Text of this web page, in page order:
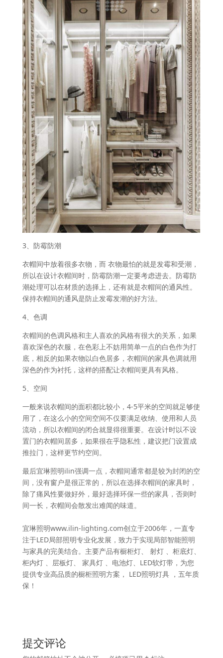
3、防霉防潮
衣帽间中放着很多衣物，而 衣物最怕的就是发霉和受潮，
所以在设计衣帽间时，防霉防潮一定要考虑进去。防霉防
潮处理可以在材质的选择上，还有就是衣帽间的通风性。
保持衣帽间的通风是防止发霉发潮的好方法。
4、色调
衣帽间的色调风格和主人喜欢的风格有很大的关系，如果
喜欢深色的衣服，在色彩上不妨用简单一点的白色作为打
底，相反的如果衣物以白色居多，衣帽间的家具色调就用
深色的作为衬托，这样的搭配让衣帽间更具有风格。
5、空间
一般来说衣帽间的面积都比较小，4-5平米的空间就足够使
用了，在这么小的空间空间不仅要满足收纳、使用和人员
流动，所以衣帽间的闭合就显得很重要。在设计时以不设
置门的衣帽间居多，如果很在乎隐私性，建议把门设置成
推拉门，这样更节约空间。
最后宜琳照明ilin强调一点，衣帽间通常都是较为封闭的空
间，没有窗户是很正常的，所以在选择衣帽间的家具时，
除了痛风性要做好外，最好选择环保一些的家具，否则时
间一长，衣帽间会散发出难闻的味道。
宜琳照明www.ilin-lighting.com创立于2006年，一直专
注于LED局部照明专业化发展，致力于实现局部智能照明
与家具的完美结合。主要产品有橱柜灯、 射灯 、柜底灯、
柜内灯 、层板灯、 家具灯 、电池灯、LED软灯带，为您
提供专业高品质的橱柜照明方案， LED照明灯具 ，五年质
保！
提交评论